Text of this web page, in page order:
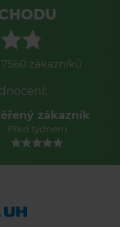
zákazníků
zákazník
Před týdnem